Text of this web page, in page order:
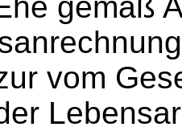
vom